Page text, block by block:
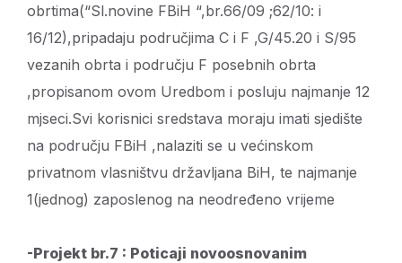
obrtima(“Sl.novine FBiH “,br.66/09 ;62/10: i
16/12),pripadaju područjima C i F ,G/45.20 i S/95
vezanih obrta i području F posebnih obrta
,propisanom ovom Uredbom i posluju najmanje 12
mjseci.Svi korisnici sredstava moraju imati sjedište
na području FBiH ,nalaziti se u većinskom
privatnom vlasništvu državljana BiH, te najmanje
1(jednog) zaposlenog na neodređeno vrijeme
-Projekt br.7 : Poticaji novoosnovanim